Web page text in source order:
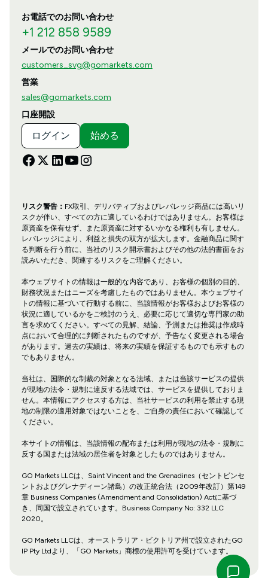
お電話でのお問い合わせ
+1 212 858 9589
メールでのお問い合わせ
customers_svg@gomarkets.com
営業
sales@gomarkets.com
口座開設
ログイン 始める
リスク警告： FX取引、デリバティブおよびレバレッジ商品には高いリ
スクが伴い、すべての方に適しているわけではありません。お客様は
原資産を保有せず、また原資産に対するいかなる権利も有しません。
レバレッジにより、利益と損失の双方が拡大します。金融商品に関す
る判断を行う前に、当社のリスク開示書およびその他の法的書面をお
読みいただき、関連するリスクをご理解ください。
本ウェブサイトの情報は一般的な内容であり、お客様の個別の目的、
財務状況またはニーズを考慮したものではありません。本ウェブサイ
トの情報に基づいて行動する前に、当該情報がお客様およびお客様の
状況に適しているかをご検討のうえ、必要に応じて適切な専門家の助
言を求めてください。すべての見解、結論、予測または推奨は作成時
点において合理的に判断されたものですが、予告なく変更される場合
があります。過去の実績は、将来の実績を保証するものでも示すもの
でもありません。
当社は、国際的な制裁の対象となる法域、または当該サービスの提供
が現地の法令・規制に違反する法域では、サービスを提供しておりま
せん。本情報にアクセスする方は、当社サービスの利用を禁止する現
地の制限の適用対象ではないことを、ご自身の責任において確認して
ください。
本サイトの情報は、当該情報の配布または利用が現地の法令・規制に
反する国または法域の居住者を対象としたものではありません。
GO Markets LLCは、Saint Vincent and the Grenadines（セントビンセ
ントおよびグレナディーン諸島）の改正統合法（2009年改訂）第149
章 Business Companies (Amendment and Consolidation) Actに基づ
き、同国で設立されています。Business Company No: 332 LLC
2020。
GO Markets LLCは、オーストラリア・ビクトリア州で設立されたGO
IP Pty Ltdより、「GO Markets」商標の使用許可を受けています。